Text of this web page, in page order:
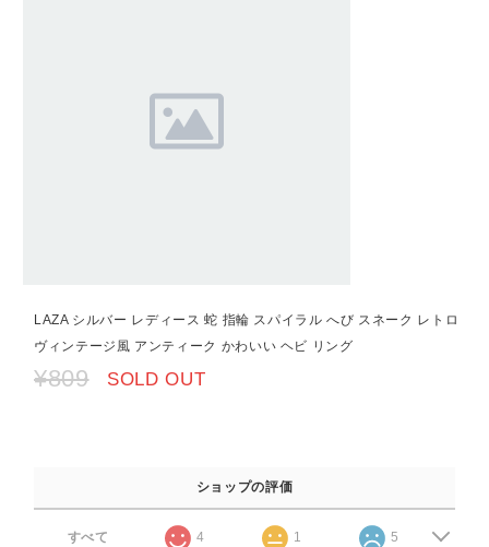
LAZA シルバー レディース 蛇 指輪 スパイラル へび スネーク レトロ
ヴィンテージ風 アンティーク かわいい ヘビ リング
¥809 SOLD OUT
ショップの評価
すべて 4 1 5